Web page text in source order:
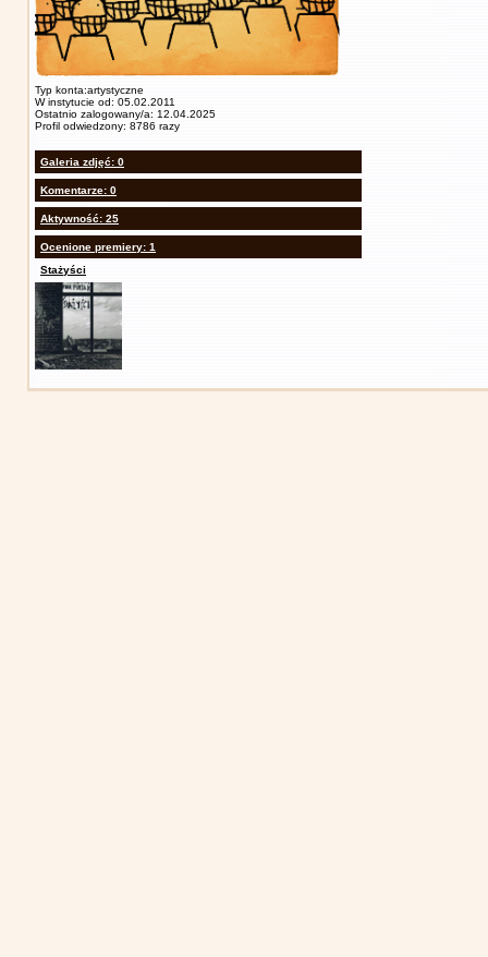
Typ konta:artystyczne
W instytucie od: 05.02.2011
Ostatnio zalogowany/a: 12.04.2025
Profil odwiedzony: 8786 razy
Galeria zdjęć: 0
Komentarze: 0
Aktywność: 25
Ocenione premiery: 1
Stażyści